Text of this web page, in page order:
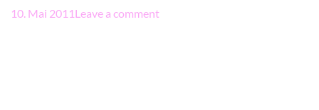
10. Mai 2011 Leave a comment